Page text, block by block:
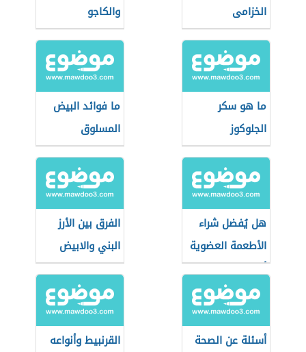
الخزامى
والكاجو
ما هو سكر
الجلوكوز
ما فوائد البيض
المسلوق
هل يُفضل شراء
الأطعمة العضوية
أثناء التسوق؟
الفرق بين الأرز
البني والابيض
أسئلة عن الصحة
القرنبيط وأنواعه